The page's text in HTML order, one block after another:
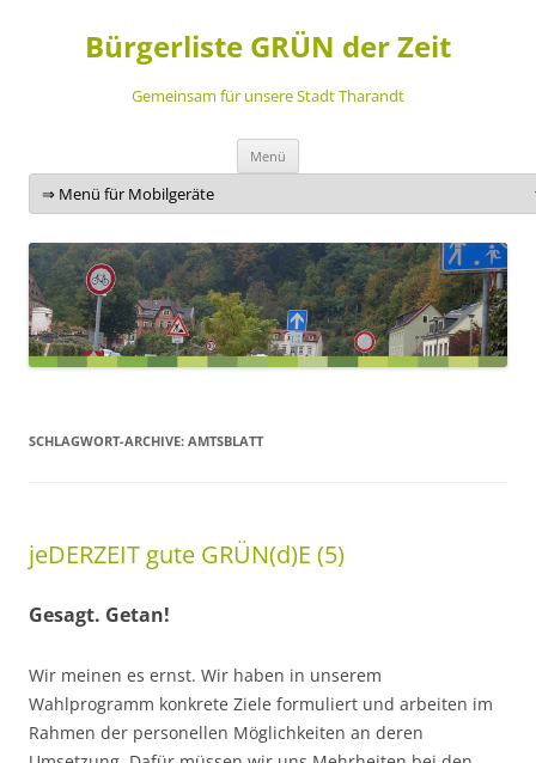
Bürgerliste GRÜN der Zeit
Gemeinsam für unsere Stadt Tharandt
Menü
springen
SCHLAGWORT-ARCHIVE: AMTSBLATT
jeDERZEIT gute GRÜN(d)E (5)
Gesagt. Getan!
Wir meinen es ernst. Wir haben in unserem
Wahlprogramm konkrete Ziele formuliert und arbeiten im
Rahmen der personellen Möglichkeiten an deren